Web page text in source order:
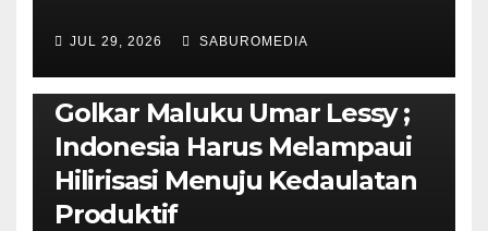
JUL 29, 2026 SABUROMEDIA
PENDIDIKAN & OLAHRAGA THE MOLUCCAS
Isi Materi LK-III HMI, Ketua
Golkar Maluku Umar Lessy ;
Indonesia Harus Melampaui
Hilirisasi Menuju Kedaulatan
Produktif